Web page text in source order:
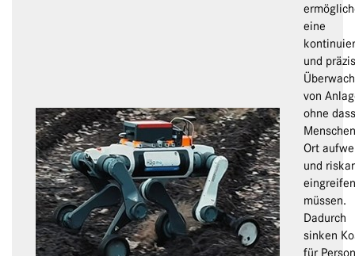
eine
und
von
ohne dass
Ort
und
eingreifen
müssen.
Dadurch
sinken
für